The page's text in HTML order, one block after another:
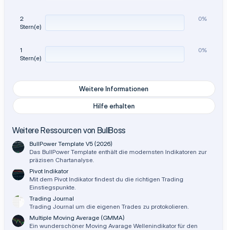
2
Stern(e)
0%
1
Stern(e)
0%
Weitere Informationen
Hilfe erhalten
Weitere Ressourcen von BullBoss
BullPower Template V5 (2026)
Das BullPower Template enthält die modernsten Indikatoren zur
präzisen Chartanalyse.
Pivot Indikator
Mit dem Pivot Indikator findest du die richtigen Trading
Einstiegspunkte.
Trading Journal
Trading Journal um die eigenen Trades zu protokolieren.
Multiple Moving Average (GMMA)
Ein wunderschöner Moving Avarage Wellenindikator für den